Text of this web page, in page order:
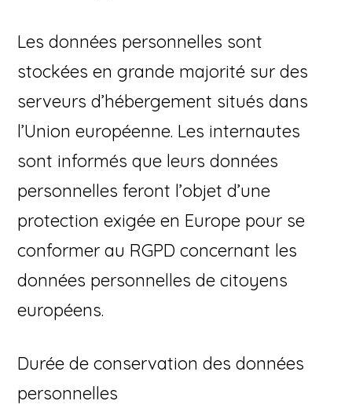
Les données personnelles sont
stockées en grande majorité sur des
serveurs d’hébergement situés dans
l’Union européenne. Les internautes
sont informés que leurs données
personnelles feront l’objet d’une
protection exigée en Europe pour se
conformer au RGPD concernant les
données personnelles de citoyens
européens.
Durée de conservation des données
personnelles